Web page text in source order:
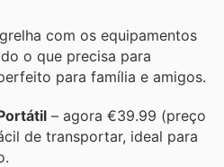
com os equipamentos
o que precisa para
para família e amigos.
– agora €39.99 (preço
de transportar, ideal para